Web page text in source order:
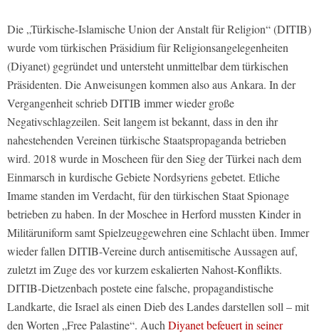
Die „Türkische-Islamische Union der Anstalt für Religion“ (DITIB)
wurde vom türkischen Präsidium für Religionsangelegenheiten
(Diyanet) gegründet und untersteht unmittelbar dem türkischen
Präsidenten. Die Anweisungen kommen also aus Ankara. In der
Vergangenheit schrieb DITIB immer wieder große
Negativschlagzeilen. Seit langem ist bekannt, dass in den ihr
nahestehenden Vereinen türkische Staatspropaganda betrieben
wird. 2018 wurde in Moscheen für den Sieg der Türkei nach dem
Einmarsch in kurdische Gebiete Nordsyriens gebetet. Etliche
Imame standen im Verdacht, für den türkischen Staat Spionage
betrieben zu haben. In der Moschee in Herford mussten Kinder in
Militäruniform samt Spielzeuggewehren eine Schlacht üben. Immer
wieder fallen DITIB-Vereine durch antisemitische Aussagen auf,
zuletzt im Zuge des vor kurzem eskalierten Nahost-Konflikts.
DITIB-Dietzenbach postete eine falsche, propagandistische
Landkarte, die Israel als einen Dieb des Landes darstellen soll – mit
den Worten „Free Palastine“. Auch Diyanet befeuert in seiner